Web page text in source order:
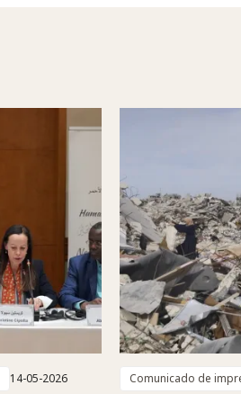
14-05-2026 Comunicado de